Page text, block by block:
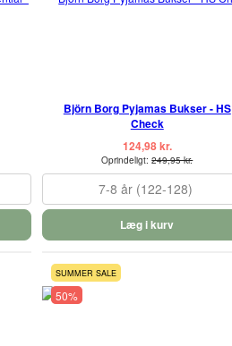
Björn Borg Pyjamas Bukser - HS
Check
124,98 kr.
Oprindeligt:249,95 kr.
7-8 år (122-128)
Læg i kurv
SUMMER SALE
50%